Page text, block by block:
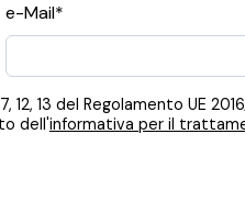
e-Mail*
13 del Regolamento UE
dell'informativa per il